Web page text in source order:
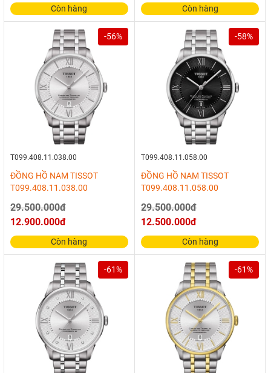
Còn hàng Còn hàng
-56%
T099.408.11.038.00
ĐỒNG HỒ NAM TISSOT
T099.408.11.038.00
29.500.000đ
12.900.000đ
Còn hàng
-58%
T099.408.11.058.00
ĐỒNG HỒ NAM TISSOT
T099.408.11.058.00
29.500.000đ
12.500.000đ
Còn hàng
-61% -61%